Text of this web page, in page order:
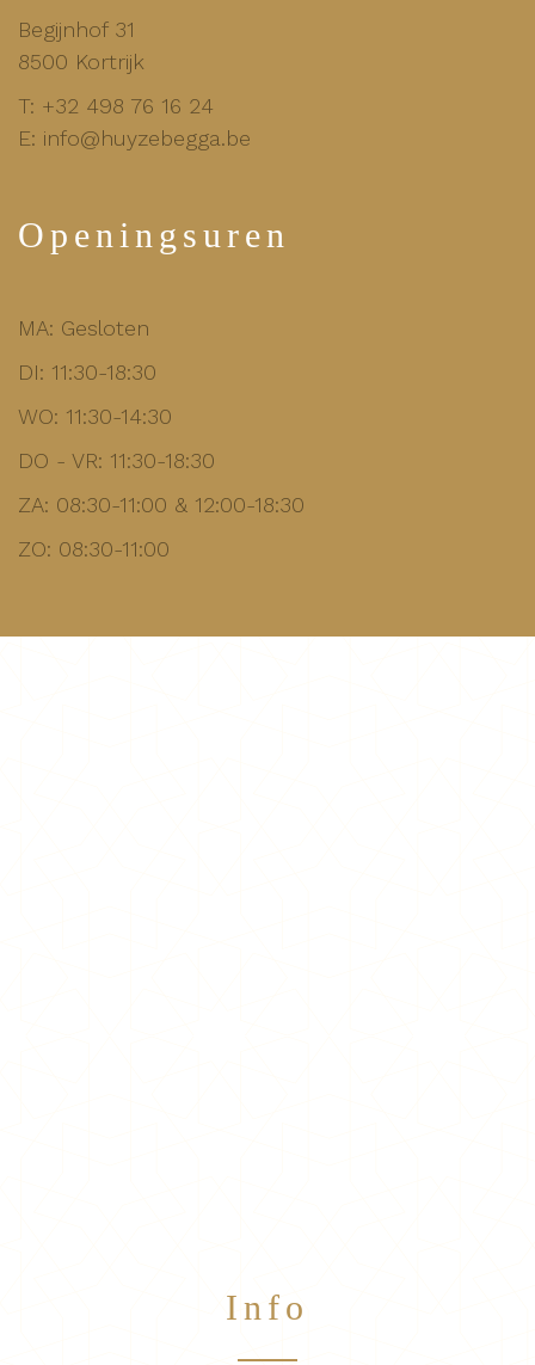
Begijnhof 31
8500 Kortrijk
T: +32 498 76 16 24
E: info@huyzebegga.be
Openingsuren
MA: Gesloten
DI: 11:30-18:30
WO: 11:30-14:30
DO - VR: 11:30-18:30
ZA: 08:30-11:00 & 12:00-18:30
ZO: 08:30-11:00
Info